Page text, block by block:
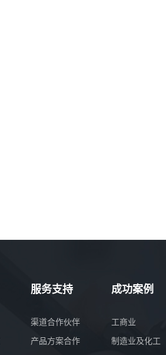
服务支持
渠道合作伙伴
产品方案合作
成功案例
工商业
制造业及化工